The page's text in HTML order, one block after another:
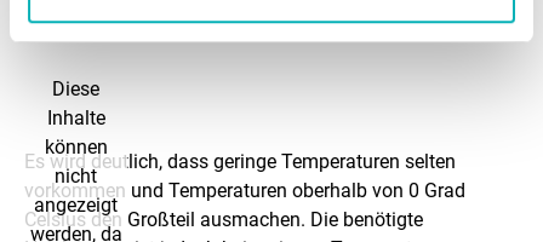
Diese
Inhalte
können
nicht
angezeigt
werden, da
Es wird deutlich, dass geringe Temperaturen selten
vorkommen und Temperaturen oberhalb von 0 Grad
Celsius den Großteil ausmachen. Die benötigte